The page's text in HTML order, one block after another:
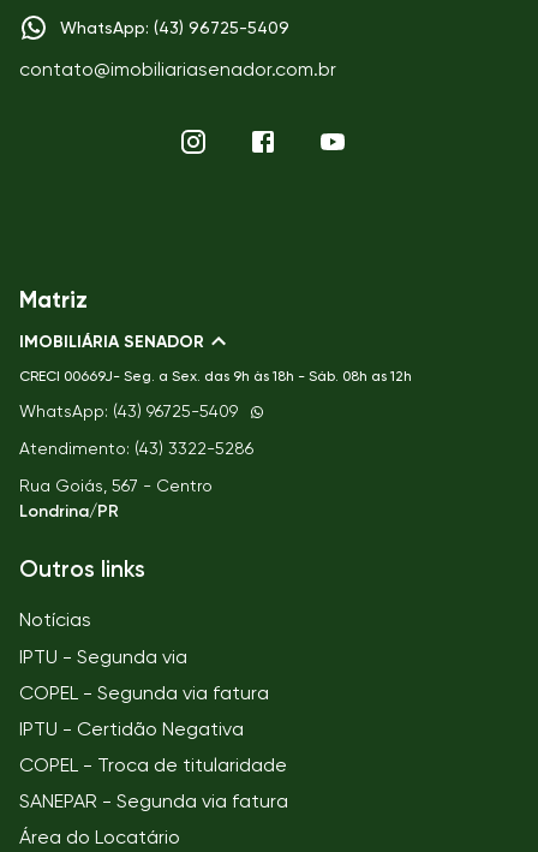
WhatsApp: (43) 96725-5409
contato@imobiliariasenador.com.br
Matriz
IMOBILIÁRIA SENADOR
CRECI 00669J- Seg. a Sex. das 9h às 18h - Sáb. 08h as 12h
WhatsApp: (43) 96725-5409
Atendimento: (43) 3322-5286
Rua Goiás, 567 - Centro
Londrina/PR
Outros links
Notícias
IPTU - Segunda via
COPEL - Segunda via fatura
IPTU - Certidão Negativa
COPEL - Troca de titularidade
SANEPAR - Segunda via fatura
Área do Locatário